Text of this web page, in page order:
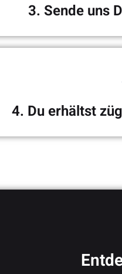
3. Sende uns
Alles
und Lebenslauf über
4. Du erhältst
zügig eine Rückmeldung zu